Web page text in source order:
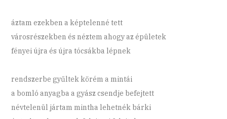
áztam ezekben a képtelenné tett
városrészekben és néztem ahogy az épületek
fényei újra és újra tócsákba lépnek
rendszerbe gyűltek körém a mintái
a bomló anyagba a gyász csendje befejtett
névtelenül jártam mintha lehetnék bárki